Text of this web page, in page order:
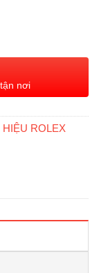
Diamonds,
nơi
ROLEX